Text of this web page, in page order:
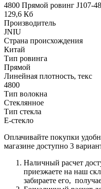
4800 Прямой ровинг J107-
129,6 Кб
Производитель
JNIU
Страна происхождения
Китай
Тип ровинга
Прямой
Линейная плотность, текс
4800
Тип волокна
Стеклянное
Тип стекла
Е-стекло
Оплачивайте покупки
магазине доступно 3
Наличный расчет
приезжаете на наш
забираете его,